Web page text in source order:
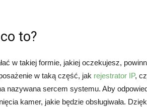
to?
w takiej formie, jakiej oczekujesz,
w taką część, jak rejestrator IP,
sercem systemu. Aby
kamer, jakie będzie obsługiwała.